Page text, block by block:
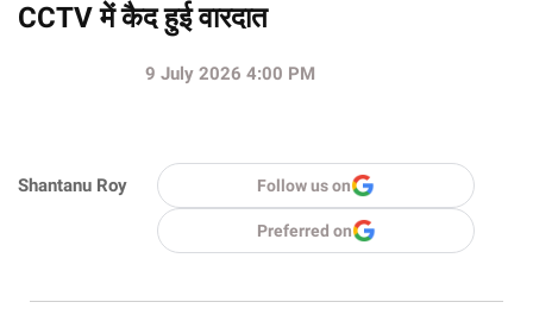
CCTV में कैद हुई वारदात
Shantanu Roy
9 July 2026 4:00 PM
Follow us on
Preferred on